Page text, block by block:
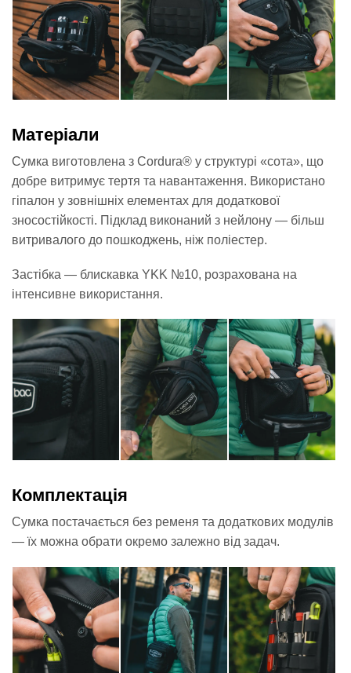
Матеріали
Сумка виготовлена з Cordura® у структурі «сота», що
добре витримує тертя та навантаження. Використано
гіпалон у зовнішніх елементах для додаткової
зносостійкості. Підклад виконаний з нейлону — більш
витривалого до пошкоджень, ніж поліестер.
Застібка — блискавка YKK №10, розрахована на
інтенсивне використання.
Комплектація
Сумка постачається без ременя та додаткових модулів
— їх можна обрати окремо залежно від задач.